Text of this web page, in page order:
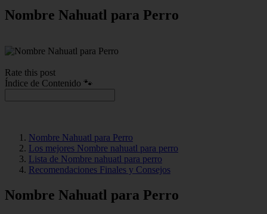
Nombre Nahuatl para Perro
Rate this post
Índice de Contenido 🐾
Nombre Nahuatl para Perro
Los mejores Nombre nahuatl para perro
Lista de Nombre nahuatl para perro
Recomendaciones Finales y Consejos
Nombre Nahuatl para Perro